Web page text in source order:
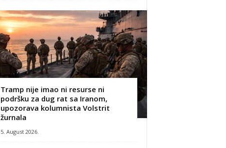
Tramp nije imao ni resurse ni
podršku za dug rat sa Iranom,
upozorava kolumnista Volstrit
žurnala
5. August 2026.